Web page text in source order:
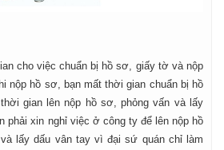
cho việc chuẩn bị hồ sơ, giấy tờ và nộp
nộp hồ sơ, bạn mất thời gian chuẩn bị hồ
gian lên nộp hồ sơ, phỏng vấn và lấy
phải xin nghỉ việc ở công ty để lên nộp hồ
lấy dấu vân tay vì đại sứ quán chỉ làm